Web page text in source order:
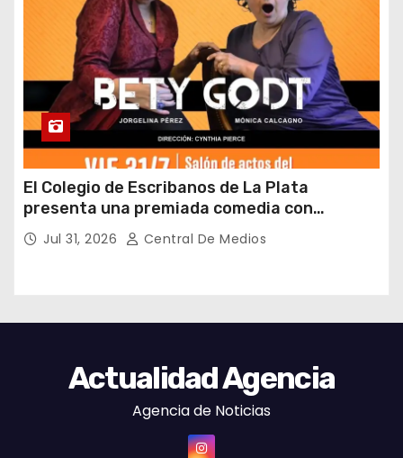
El Colegio de Escribanos de La Plata
presenta una premiada comedia con
entrada gratuita y fin solidario
Jul 31, 2026 Central De Medios
Actualidad Agencia
Agencia de Noticias